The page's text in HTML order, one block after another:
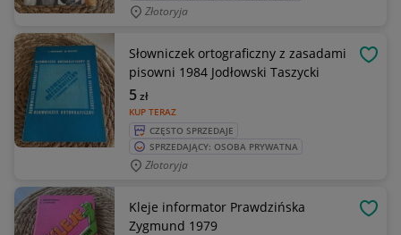
Złotoryja
Słowniczek ortograficzny z zasadami
pisowni 1984 Jodłowski Taszycki
KUP TERAZ
5zł
CZĘSTO SPRZEDAJE
SPRZEDAJĄCY: OSOBA PRYWATNA
Złotoryja
Kleje informator Prawdzińska
Zygmund 1979